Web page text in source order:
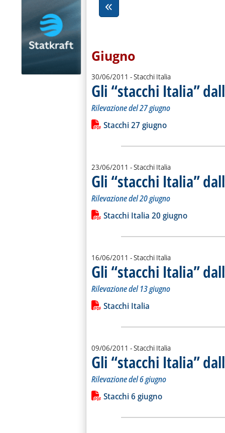
Giugno
30/06/2011 - Stacchi Italia
Gli “stacchi Italia”
Rilevazione del 27 giugno
Leggi tutta la notizia: 'Gli “stacchi
Lista allegati PDF alla notizia
Stacchi 27 giugno
23/06/2011 - Stacchi Italia
Gli “stacchi Italia”
Rilevazione del 20 giugno
Leggi tutta la notizia: 'Gli “stacchi
Lista allegati PDF alla notizia
Stacchi Italia 20 giugno
16/06/2011 - Stacchi Italia
Gli “stacchi Italia”
Rilevazione del 13 giugno
Leggi tutta la notizia: 'Gli “stacchi
Lista allegati PDF alla notizia
Stacchi Italia
09/06/2011 - Stacchi Italia
Gli “stacchi Italia”
Rilevazione del 6 giugno
Leggi tutta la notizia: 'Gli “stacchi
Lista allegati PDF alla notizia
Stacchi 6 giugno